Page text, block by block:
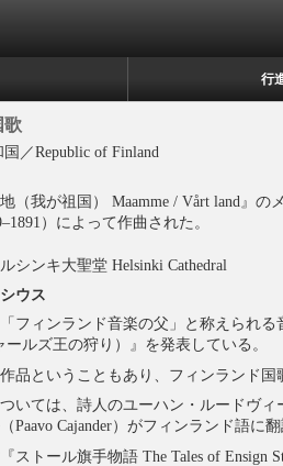
行
歌
／Republic of Finland
（我が祖国） Maamme / Vårt land』の
）によって作曲された。
シンキ大聖堂 Helsinki Cathedral
ウス
フィンランド音楽の父」と称えられ
ルズ王の狩り）』を発表している。
品ということもあり、フィンランド
いては、詩人のユーハン・ルードヴィ
Paavo Cajander）がフィンランド語に
ストール旗手物語 The Tales of